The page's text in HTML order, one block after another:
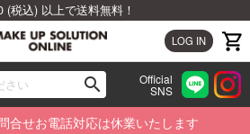
(税込) 以上で送料無料！
LOG IN
search Official
SNS
合せお電話対応は休業いたします